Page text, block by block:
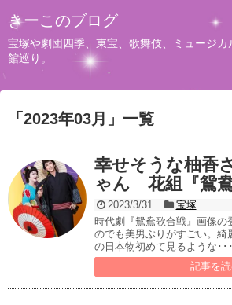
きーこのブログ
宝塚や劇団四季、東宝、歌舞伎、ミュージ
館巡り。
「 2023年03月 」 一覧
幸せそうな柚香
ゃん 花組『鴛鴦
2023/3/31
宝塚
時代劇『鴛鴦歌合戦』画像の
のでも美男ぶりがすごい。綺
の日本物初めて見るような･･･
記事を